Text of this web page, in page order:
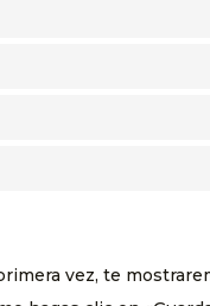
vez, te